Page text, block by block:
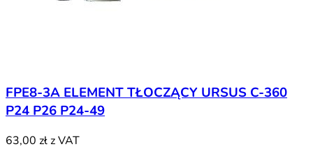
FPE8-3A ELEMENT TŁOCZĄCY URSUS C-360
P24 P26 P24-49
63,00 złz VAT